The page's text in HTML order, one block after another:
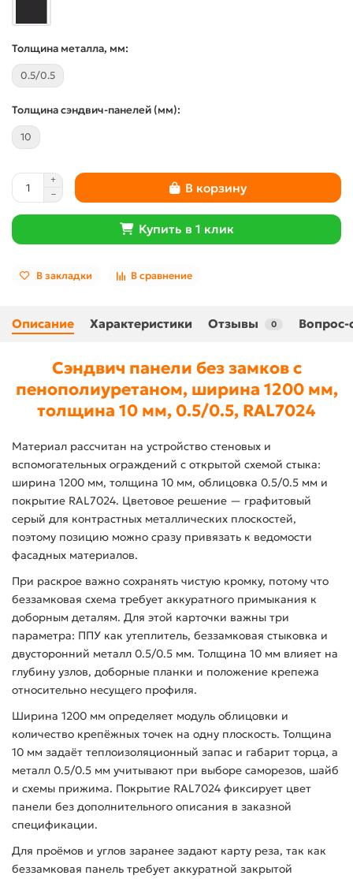
Толщина металла, мм:
0.5/0.5
Толщина сэндвич-панелей (мм):
10
В корзину
Купить в 1 клик
В закладки В сравнение
Описание Характеристики Отзывы 0 Вопрос-
Сэндвич панели без замков с
пенополиуретаном, ширина 1200 мм,
толщина 10 мм, 0.5/0.5, RAL7024
Материал рассчитан на устройство стеновых и
вспомогательных ограждений с открытой схемой стыка:
ширина 1200 мм, толщина 10 мм, облицовка 0.5/0.5 мм и
покрытие RAL7024. Цветовое решение — графитовый
серый для контрастных металлических плоскостей,
поэтому позицию можно сразу привязать к ведомости
фасадных материалов.
При раскрое важно сохранять чистую кромку, потому что
беззамковая схема требует аккуратного примыкания к
доборным деталям. Для этой карточки важны три
параметра: ППУ как утеплитель, беззамковая стыковка и
двусторонний металл 0.5/0.5 мм. Толщина 10 мм влияет на
глубину узлов, доборные планки и положение крепежа
относительно несущего профиля.
Ширина 1200 мм определяет модуль облицовки и
количество крепёжных точек на одну плоскость. Толщина
10 мм задаёт теплоизоляционный запас и габарит торца, а
металл 0.5/0.5 мм учитывают при выборе саморезов, шайб
и схемы прижима. Покрытие RAL7024 фиксирует цвет
панели без дополнительного описания в заказной
спецификации.
Для проёмов и углов заранее задают карту реза, так как
беззамковая панель требует аккуратной закрытой